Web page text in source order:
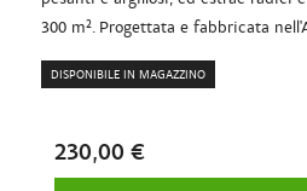
300 m². Progettata e fabbricata
DISPONIBILE IN MAGAZZINO
230,00 €